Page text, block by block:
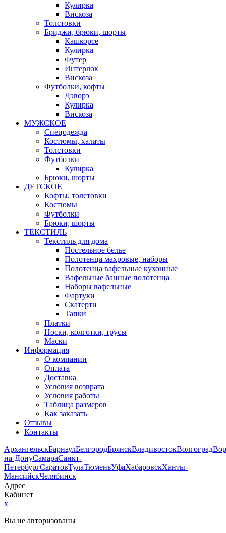
Кулирка
Вискоза
Толстовки
Бриджи, брюки, шорты
Кашкорсе
Кулирка
Футер
Интерлок
Вискоза
Футболки, кофты
Дэворэ
Кулирка
Вискоза
МУЖСКОЕ
Спецодежда
Костюмы, халаты
Толстовки
Футболки
Кулирка
Брюки, шорты
ДЕТСКОЕ
Кофты, толстовки
Костюмы
Футболки
Брюки, шорты
ТЕКСТИЛЬ
Текстиль для дома
Постельное белье
Полотенца махровые, наборы
Полотенца вафельные кухонные
Вафельные банные полотенца
Наборы вафельные
Фартуки
Скатерти
Тапки
Платки
Носки, колготки, трусы
Маски
Информация
О компании
Оплата
Доставка
Условия возврата
Условия работы
Таблица размеров
Как заказать
Отзывы
Контакты
АрхангельскБарнаулБелгородБрянскВладивостокВолгоград
на-ДонуСамараСанкт-
ПетербургСаратовТулаТюменьУфаХабаровскХанты-
МансийскЧелябинск
Адрес
Кабинет
x
Вы не авторизованы